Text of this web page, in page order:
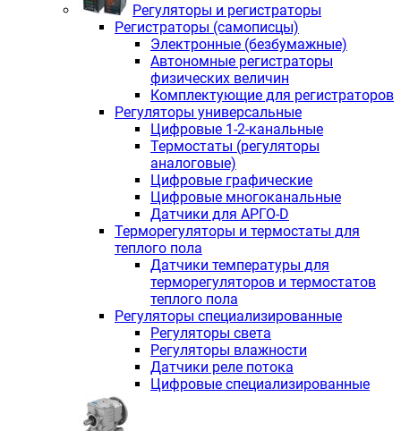
Регуляторы и регистраторы
Регистраторы (самописцы)
Электронные (безбумажные)
Автономные регистраторы
физических величин
Комплектующие для регистраторов
Регуляторы универсальные
Цифровые 1-2-канальные
Термостаты (регуляторы
аналоговые)
Цифровые графические
Цифровые многоканальные
Датчики для АРГО-D
Терморегуляторы и термостаты для
теплого пола
Датчики температуры для
терморегуляторов и термостатов
теплого пола
Регуляторы специализированные
Регуляторы света
Регуляторы влажности
Датчики реле потока
Цифровые специализированные